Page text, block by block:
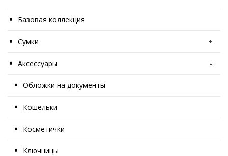
Базовая коллекция
Сумки +
Аксессуары -
Обложки на документы
Кошельки
Косметички
Ключницы